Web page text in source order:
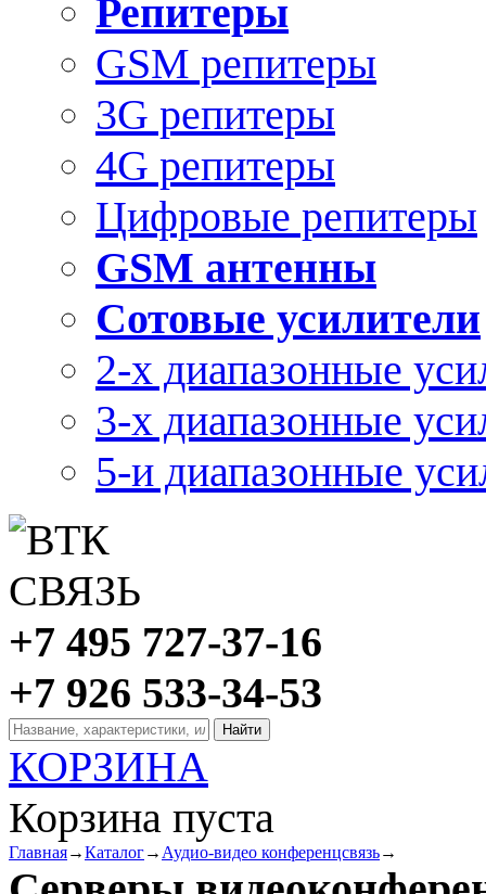
Репитеры
GSM репитеры
3G репитеры
4G репитеры
Цифровые репитеры
GSM антенны
Сотовые усилители
2-х диапазонные
3-х диапазонные
5-и диапазонные
+7 495 727-37-16
+7 926 533-34-53
КОРЗИНА
Корзина пуста
Главная→Каталог→ Аудио-видео конференцсвязь→